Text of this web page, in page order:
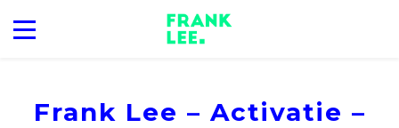
Frank Lee – Activatie –